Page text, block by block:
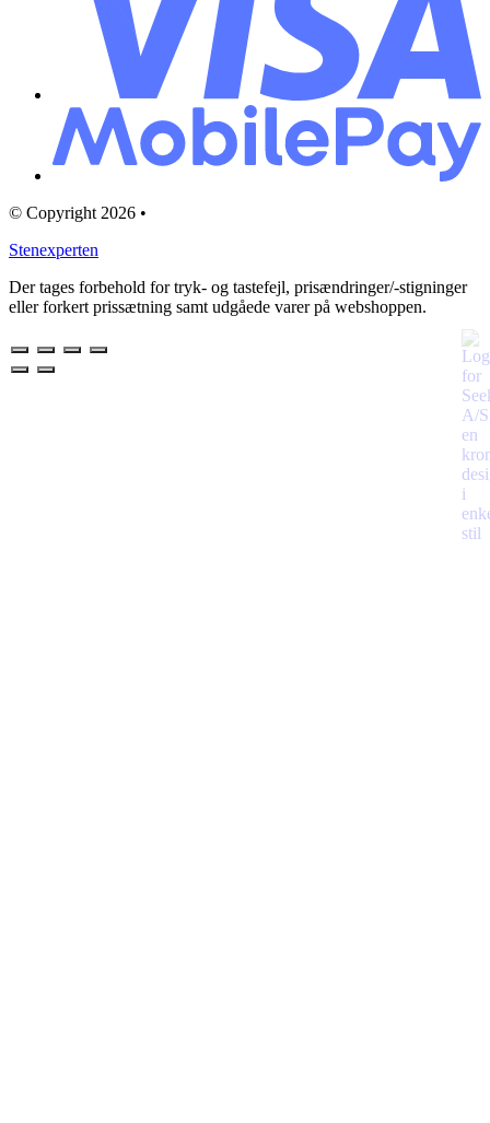
© Copyright 2026 •
Stenexperten
Der tages forbehold for tryk- og tastefejl, prisændringer/-stigninger
eller forkert prissætning samt udgåede varer på webshoppen.